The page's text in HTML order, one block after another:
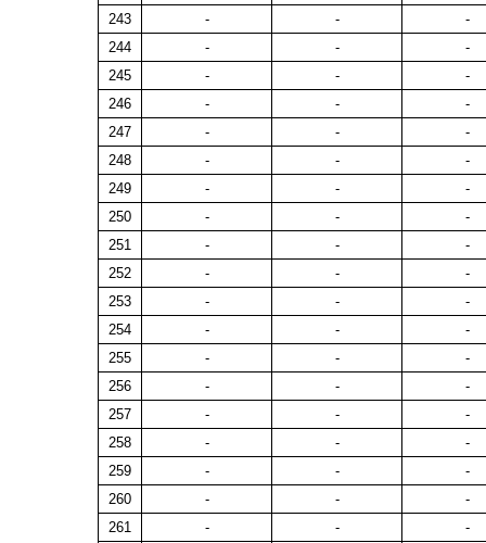
243
- -
-
244
- -
-
245
- -
-
246
- -
-
247
- -
-
248
- -
-
249
- -
-
250
- -
-
251
- -
-
252
- -
-
253
- -
-
254
- -
-
255
- -
-
256
- -
-
257
- -
-
258
- -
-
259
- -
-
260
- -
-
261
- -
-